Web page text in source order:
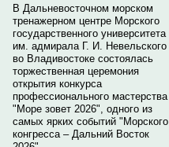
В Дальневосточном морском
тренажерном центре Морского
государственного университета
им. адмирала Г. И. Невельского
во Владивостоке состоялась
торжественная церемония
открытия конкурса
профессионального мастерства
"Море зовет 2026", одного из
самых ярких событий "Морского
конгресса – Дальний Восток